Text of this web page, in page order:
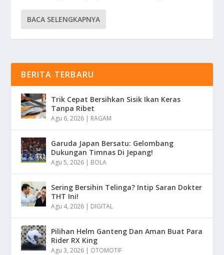
BACA SELENGKAPNYA
BERITA TERBARU
Trik Cepat Bersihkan Sisik Ikan Keras
Tanpa Ribet
Agu 6, 2026 | RAGAM
Garuda Japan Bersatu: Gelombang
Dukungan Timnas Di Jepang!
Agu 5, 2026 | BOLA
Sering Bersihin Telinga? Intip Saran Dokter
THT Ini!
Agu 4, 2026 | DIGITAL
Pilihan Helm Ganteng Dan Aman Buat Para
Rider RX King
Agu 3, 2026 | OTOMOTIF